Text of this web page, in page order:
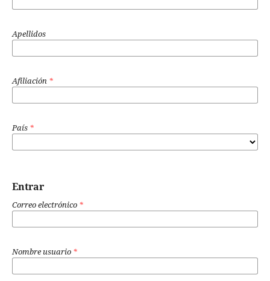
Apellidos
Afiliación *
País *
Entrar
Correo electrónico *
Nombre usuario *